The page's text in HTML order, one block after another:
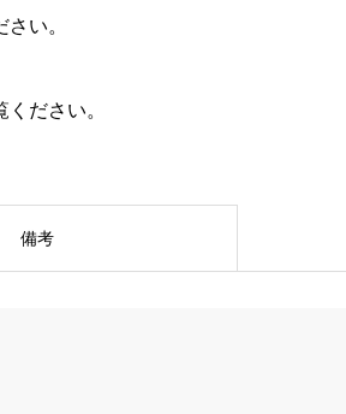
い。
ださい。
備考